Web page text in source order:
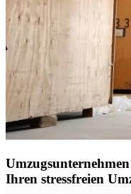
Ihren stressfreien